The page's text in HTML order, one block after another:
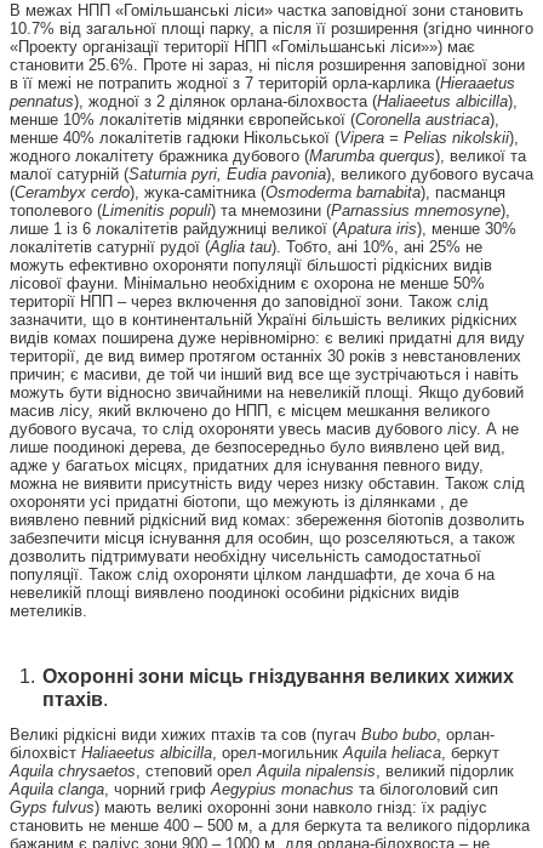
В межах НПП «Гомільшанські ліси» частка заповідної зони становить
10.7% від загальної площі парку, а після її розширення (згідно чинного
«Проекту організації території НПП «Гомільшанські ліси»») має
становити 25.6%. Проте ні зараз, ні після розширення заповідної зони
в її межі не потрапить жодної з 7 територій орла-карлика (Hieraaetus
pennatus), жодної з 2 ділянок орлана-білохвоста (Haliaeetus albicilla),
менше 10% локалітетів мідянки європейської (Coronella austriaca),
менше 40% локалітетів гадюки Нікольської (Vipera = Pelias nikolskii),
жодного локалітету бражника дубового (Marumba querqus), великої та
малої сатурній (Saturnia pyri, Eudia pavonia), великого дубового вусача
(Cerambyx cerdo), жука-самітника (Osmoderma barnabita), пасманця
тополевого (Limenitis populi) та мнемозини (Parnassius mnemosyne),
лише 1 із 6 локалітетів райдужниці великої (Apatura iris), менше 30%
локалітетів сатурнії рудої (Aglia tau). Тобто, ані 10%, ані 25% не
можуть ефективно охороняти популяції більшості рідкісних видів
лісової фауни. Мінімально необхідним є охорона не менше 50%
території НПП – через включення до заповідної зони. Також слід
зазначити, що в континентальній Україні більшість великих рідкісних
видів комах поширена дуже нерівномірно: є великі придатні для виду
території, де вид вимер протягом останніх 30 років з невстановлених
причин; є масиви, де той чи інший вид все ще зустрічаються і навіть
можуть бути відносно звичайними на невеликій площі. Якщо дубовий
масив лісу, який включено до НПП, є місцем мешкання великого
дубового вусача, то слід охороняти увесь масив дубового лісу. А не
лише поодинокі дерева, де безпосередньо було виявлено цей вид,
адже у багатьох місцях, придатних для існування певного виду,
можна не виявити присутність виду через низку обставин. Також слід
охороняти усі придатні біотопи, що межують із ділянками , де
виявлено певний рідкісний вид комах: збереження біотопів дозволить
забезпечити місця існування для особин, що розселяються, а також
дозволить підтримувати необхідну чисельність самодостатньої
популяції. Також слід охороняти цілком ландшафти, де хоча б на
невеликій площі виявлено поодинокі особини рідкісних видів
метеликів.
Охоронні зони місць гніздування великих хижих
птахів.
Великі рідкісні види хижих птахів та сов (пугач Bubo bubo, орлан-
білохвіст Haliaeetus albicilla, орел-могильникAquila heliaca, беркут
Aquila chrysaetos, степовий орелAquila nipalensis, великий підорлик
Aquila clanga, чорний грифAegypius monachus та білоголовий сип
Gyps fulvus) мають великі охоронні зони навколо гнізд: їх радіус
становить не менше 400 – 500 м, а для беркута та великого підорлика
бажаним є радіус зони 900 – 1000 м, для орлана-білохвоста – не